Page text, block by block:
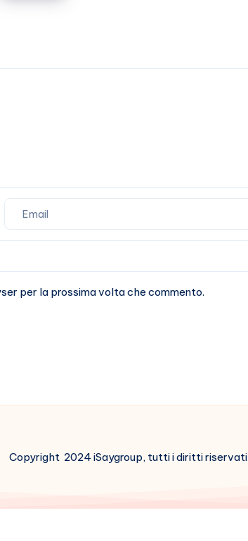
per la prossima volta che commento.
Copyright 2024 iSaygroup, tutti i diritti riservati